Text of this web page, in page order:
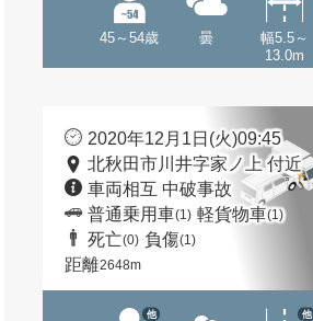
45～54歳 曇
幅5.5～
13.0m
2020年12月1日(火)09:45
北秋田市川井字家ノ上 付近
車両相互 中破事故
普通乗用車(1) 軽貨物車(1)
死亡(0) 負傷(1)
距離2648m
他 他